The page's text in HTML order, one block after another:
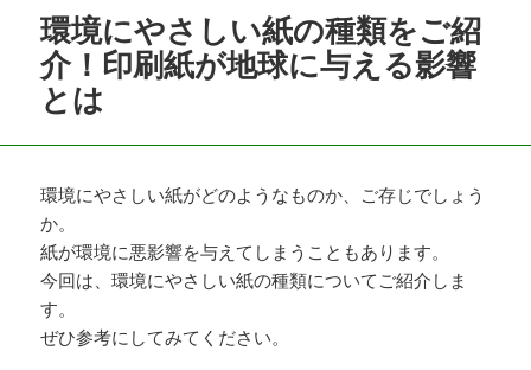
ー
環境にやさしい紙の種類をご紹
介！印刷紙が地球に与える影響
とは
環境にやさしい紙がどのようなものか、ご存じでしょう
か。
紙が環境に悪影響を与えてしまうこともあります。
今回は、環境にやさしい紙の種類についてご紹介しま
す。
ぜひ参考にしてみてください。